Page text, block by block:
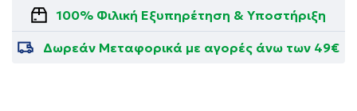
100% Φιλική Εξυπηρέτηση & Υποστήριξη
Δωρεάν Μεταφορικά με αγορές άνω των 49€